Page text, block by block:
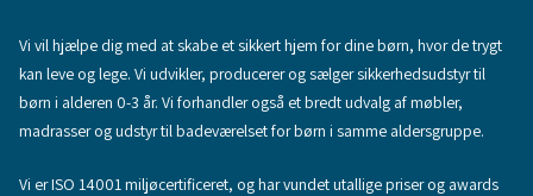
Vi vil hjælpe dig med at skabe et sikkert hjem for dine børn, hvor de trygt
kan leve og lege. Vi udvikler, producerer og sælger sikkerhedsudstyr til
børn i alderen 0-3 år. Vi forhandler også et bredt udvalg af møbler,
madrasser og udstyr til badeværelset for børn i samme aldersgruppe.
Vi er ISO 14001 miljøcertificeret, og har vundet utallige priser og awards